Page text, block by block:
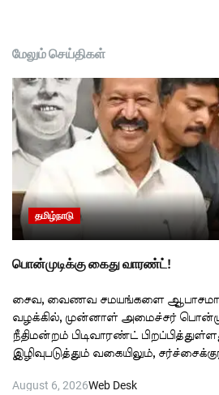
மேலும் செய்திகள்
தமிழ்நாடு
பொன்முடிக்கு கைது வாரண்ட்!
சைவ, வைணவ சமயங்களை ஆபாசமாக
வழக்கில், முன்னாள் அமைச்சர்
நீதிமன்றம் பிடிவாரண்ட்
இழிவுபடுத்தும் வகையிலும்,
August 6, 2026Web Desk